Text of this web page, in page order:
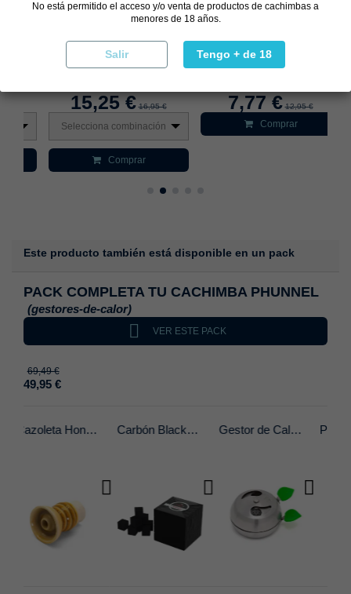
15,25 € 16,95 €
Selecciona combinación
Comprar
7,77 € 12,95 €
Comprar
Este producto también está disponible en un pack
PACK COMPLETA TU CACHIMBA PHUNNEL
(gestores-de-calor)
 VER ESTE PACK
69,49 €
49,95 €
No está permitido el acceso y/o venta de productos de cachimbas a
menores de 18 años.
Salir Tengo + de 18